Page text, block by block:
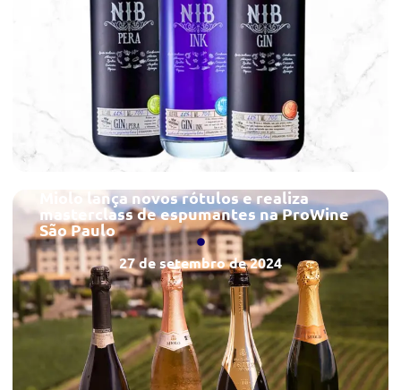
Miolo lança novos rótulos e realiza
masterclass de espumantes na ProWine
São Paulo
27 de setembro de 2024